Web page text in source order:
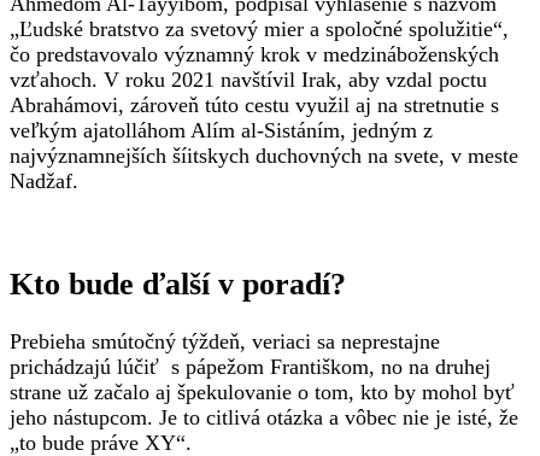
„Ľudské bratstvo za svetový mier a spoločné spolužitie“,
čo predstavovalo významný krok v medzináboženských
vzťahoch. V roku 2021 navštívil Irak, aby vzdal poctu
Abrahámovi, zároveň túto cestu využil aj na stretnutie s
veľkým ajatolláhom Alím al-Sistáním, jedným z
najvýznamnejších šíitskych duchovných na svete, v meste
Nadžaf.
Kto bude ďalší v poradí?
Prebieha smútočný týždeň, veriaci sa neprestajne
prichádzajú lúčiť s pápežom Františkom, no na druhej
strane už začalo aj špekulovanie o tom, kto by mohol byť
jeho nástupcom. Je to citlivá otázka a vôbec nie je isté, že
„to bude práve XY“.